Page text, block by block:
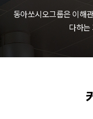
동아쏘시오그룹은 이해
다하는